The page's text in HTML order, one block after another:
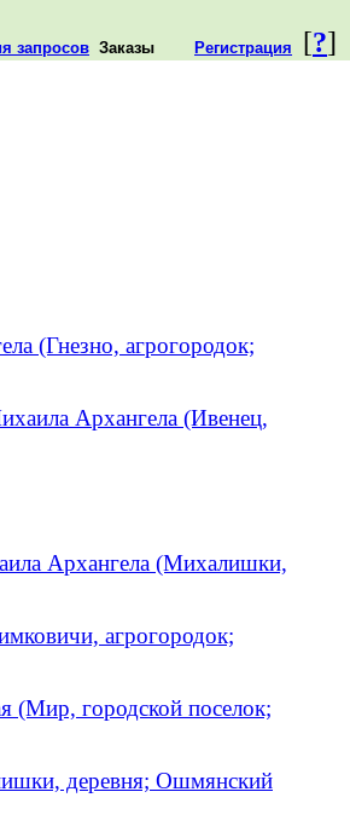
[?]
запросов Заказы Регистрация
(Гнезно, агрогородок;
Архангела (Ивенец,
Архангела (Михалишки,
агрогородок;
(Мир, городской поселок;
деревня; Ошмянский